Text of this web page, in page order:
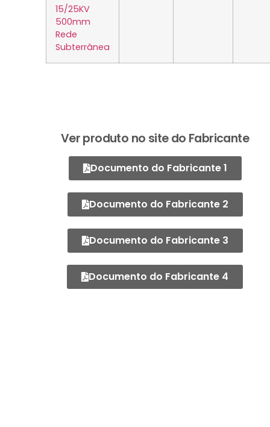
15/25KV
500mm
Rede
Subterrânea
Ver produto no site do Fabricante
Documento do Fabricante 1
Documento do Fabricante 2
Documento do Fabricante 3
Documento do Fabricante 4